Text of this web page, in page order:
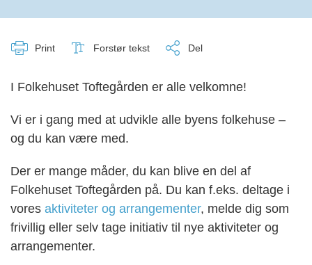
Print Forstør tekst Del
I Folkehuset Toftegården er alle velkomne!
Vi er i gang med at udvikle alle byens folkehuse –
og du kan være med.
Der er mange måder, du kan blive en del af
Folkehuset Toftegården på. Du kan f.eks. deltage i
vores aktiviteter og arrangementer, melde dig som
frivillig eller selv tage initiativ til nye aktiviteter og
arrangementer.